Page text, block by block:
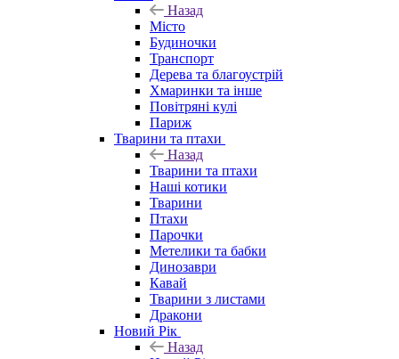
Назад
Місто
Будиночки
Транспорт
Дерева та благоустрій
Хмаринки та інше
Повітряні кулі
Париж
Тварини та птахи
Назад
Тварини та птахи
Наші котики
Тварини
Птахи
Парочки
Метелики та бабки
Динозаври
Кавай
Тварини з листами
Дракони
Новий Рік
Назад